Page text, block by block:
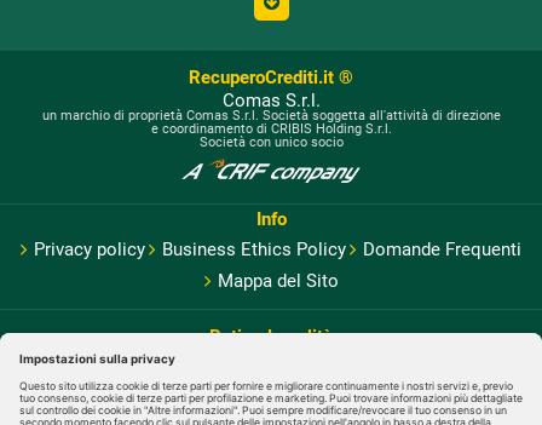
RecuperoCrediti.it ®
Comas S.r.l.
un marchio di proprietà Comas S.r.l. Società soggetta all'attività di direzione
e coordinamento di CRIBIS Holding S.r.l.
Società con unico socio
Info
Privacy policy
Business Ethics Policy
Domande Frequenti
Mappa del Sito
Rating Legalità